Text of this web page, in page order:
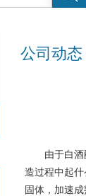
公司动态
由于白酒酿
造过程中起什
固体，加速